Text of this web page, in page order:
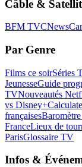
Câble &
BFM TVCNews
Par Genre
Films ce soirSéries
JeunesseGuide
TVNouveautés
vs Disney+
françaises
FranceLieux de
ParisGlossaire TV
Infos &